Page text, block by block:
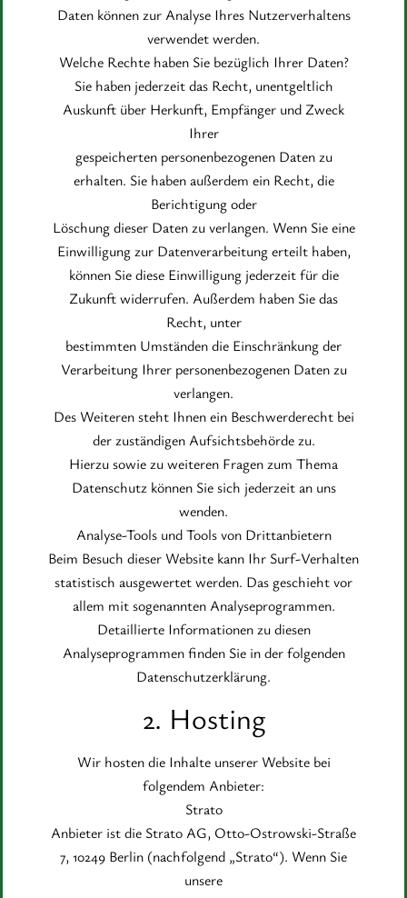
Daten können zur Analyse Ihres Nutzerverhaltens
verwendet werden.
Welche Rechte haben Sie bezüglich Ihrer Daten?
Sie haben jederzeit das Recht, unentgeltlich
Auskunft über Herkunft, Empfänger und Zweck
Ihrer
gespeicherten personenbezogenen Daten zu
erhalten. Sie haben außerdem ein Recht, die
Berichtigung oder
Löschung dieser Daten zu verlangen. Wenn Sie eine
Einwilligung zur Datenverarbeitung erteilt haben,
können Sie diese Einwilligung jederzeit für die
Zukunft widerrufen. Außerdem haben Sie das
Recht, unter
bestimmten Umständen die Einschränkung der
Verarbeitung Ihrer personenbezogenen Daten zu
verlangen.
Des Weiteren steht Ihnen ein Beschwerderecht bei
der zuständigen Aufsichtsbehörde zu.
Hierzu sowie zu weiteren Fragen zum Thema
Datenschutz können Sie sich jederzeit an uns
wenden.
Analyse-Tools und Tools von Drittanbietern
Beim Besuch dieser Website kann Ihr Surf-Verhalten
statistisch ausgewertet werden. Das geschieht vor
allem mit sogenannten Analyseprogrammen.
Detaillierte Informationen zu diesen
Analyseprogrammen finden Sie in der folgenden
Datenschutzerklärung.
2. Hosting
Wir hosten die Inhalte unserer Website bei
folgendem Anbieter:
Strato
Anbieter ist die Strato AG, Otto-Ostrowski-Straße
7, 10249 Berlin (nachfolgend „Strato“). Wenn Sie
unsere